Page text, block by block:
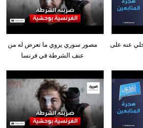
مصور سوري يروي ما تعرض له من
عنف الشرطة في فرنسا
عنه على